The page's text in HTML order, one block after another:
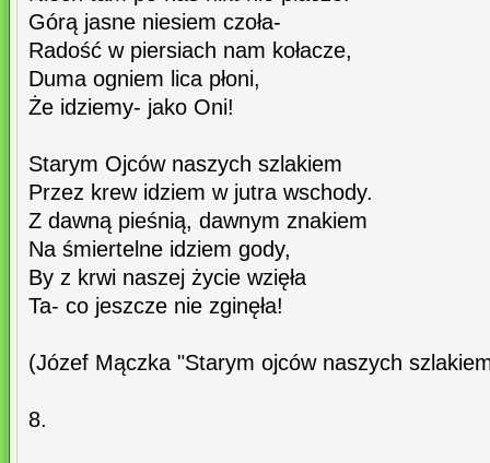
Górą jasne niesiem czoła-
Radość w piersiach nam kołacze,
Duma ogniem lica płoni,
Że idziemy- jako Oni!
Starym Ojców naszych szlakiem
Przez krew idziem w jutra wschody.
Z dawną pieśnią, dawnym znakiem
Na śmiertelne idziem gody,
By z krwi naszej życie wzięła
Ta- co jeszcze nie zginęła!
(Józef Mączka "Starym ojców naszych
8.